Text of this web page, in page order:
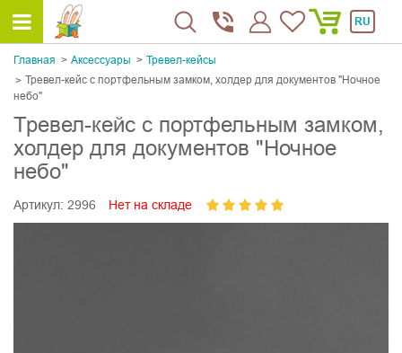
RU
Главная Аксессуары
Тревел-кейсы
Тревел-кейс с портфельным замком, холдер для документов "Ночное
небо"
Тревел-кейс с портфельным замком,
холдер для документов "Ночное
небо"
Артикул: 2996 Нет на складе